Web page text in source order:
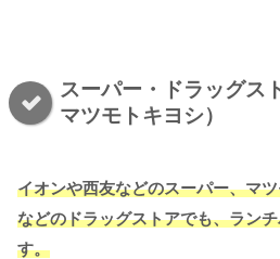
スーパー・ドラッグス
マツモトキヨシ）
イオンや西友などのスーパー、マ
などのドラッグストアでも、ラン
す。